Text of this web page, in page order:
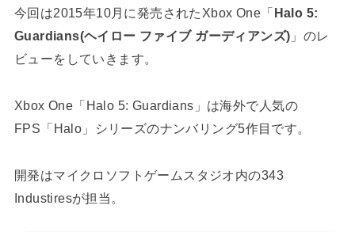
今回は2015年10月に発売されたXbox One「Halo 5:
Guardians(ヘイロー ファイブ ガーディアンズ) 」のレ
ビューをしていきます。
Xbox One「Halo 5: Guardians」は海外で人気の
FPS「Halo」シリーズのナンバリング5作目です。
開発はマイクロソフトゲームスタジオ内の343
Industiresが担当。